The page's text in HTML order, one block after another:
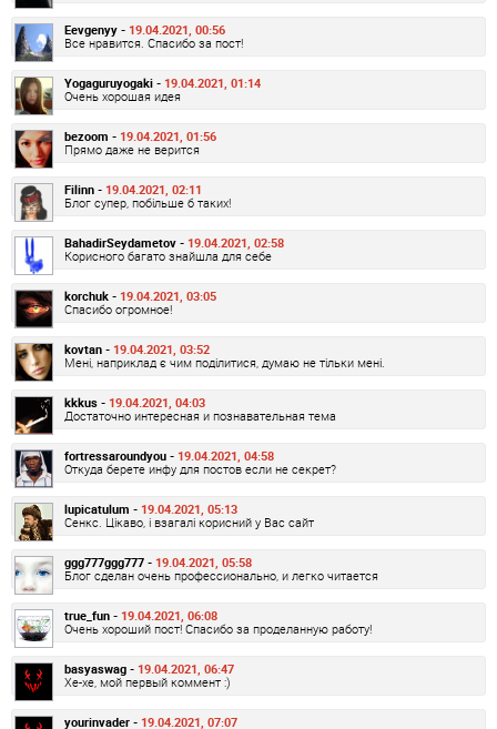
Eevgenyy - 19.04.2021, 00:56
Все нравится. Спасибо за пост!
Yogaguruyogaki - 19.04.2021, 01:14
Очень хорошая идея
bezoom - 19.04.2021, 01:56
Прямо даже не верится
Filinn - 19.04.2021, 02:11
Блог супер, побільше б таких!
BahadirSeydametov - 19.04.2021, 02:58
Корисного багато знайшла для себе
korchuk - 19.04.2021, 03:05
Спасибо огромное!
kovtan - 19.04.2021, 03:52
Мені, наприклад є чим поділитися, думаю не тільки мені.
kkkus - 19.04.2021, 04:03
Достаточно интересная и познавательная тема
fortressaroundyou - 19.04.2021, 04:58
Откуда берете инфу для постов если не секрет?
lupicatulum - 19.04.2021, 05:13
Сенкс. Цікаво, і взагалі корисний у Вас сайт
ggg777ggg777 - 19.04.2021, 05:58
Блог сделан очень профессионально, и легко читается
true_fun - 19.04.2021, 06:08
Очень хороший пост! Спасибо за проделанную работу!
basyaswag - 19.04.2021, 06:47
Хе-хе, мой первый коммент :)
yourinvader - 19.04.2021, 07:07